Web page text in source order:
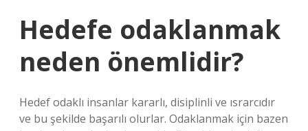
Hedefe odaklanmak
neden önemlidir?
Hedef odaklı insanlar kararlı, disiplinli ve ısrarcıdır
ve bu şekilde başarılı olurlar. Odaklanmak için bazen